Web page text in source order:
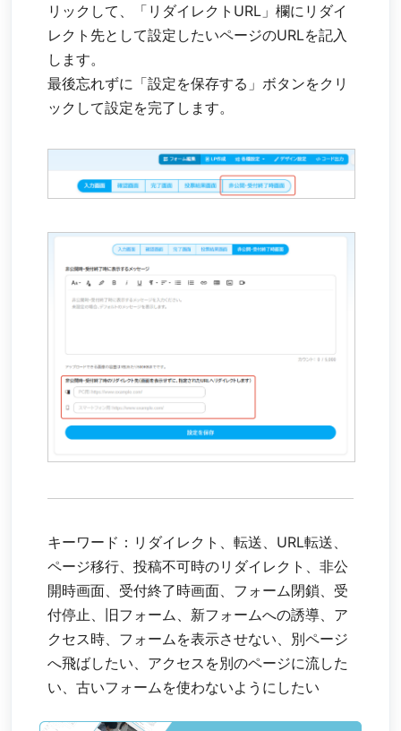
リックして、「リダイレクトURL」欄にリダイ
レクト先として設定したいページのURLを記入
します。
最後忘れずに「設定を保存する」ボタンをクリ
ックして設定を完了します。
キーワード：リダイレクト、転送、URL転送、
ページ移行、投稿不可時のリダイレクト、非公
開時画面、受付終了時画面、フォーム閉鎖、受
付停止、旧フォーム、新フォームへの誘導、ア
クセス時、フォームを表示させない、別ページ
へ飛ばしたい、アクセスを別のページに流した
い、古いフォームを使わないようにしたい